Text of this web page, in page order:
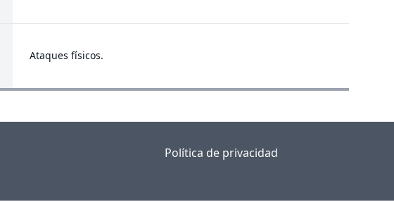
Ataques físicos.
Política de privacidad